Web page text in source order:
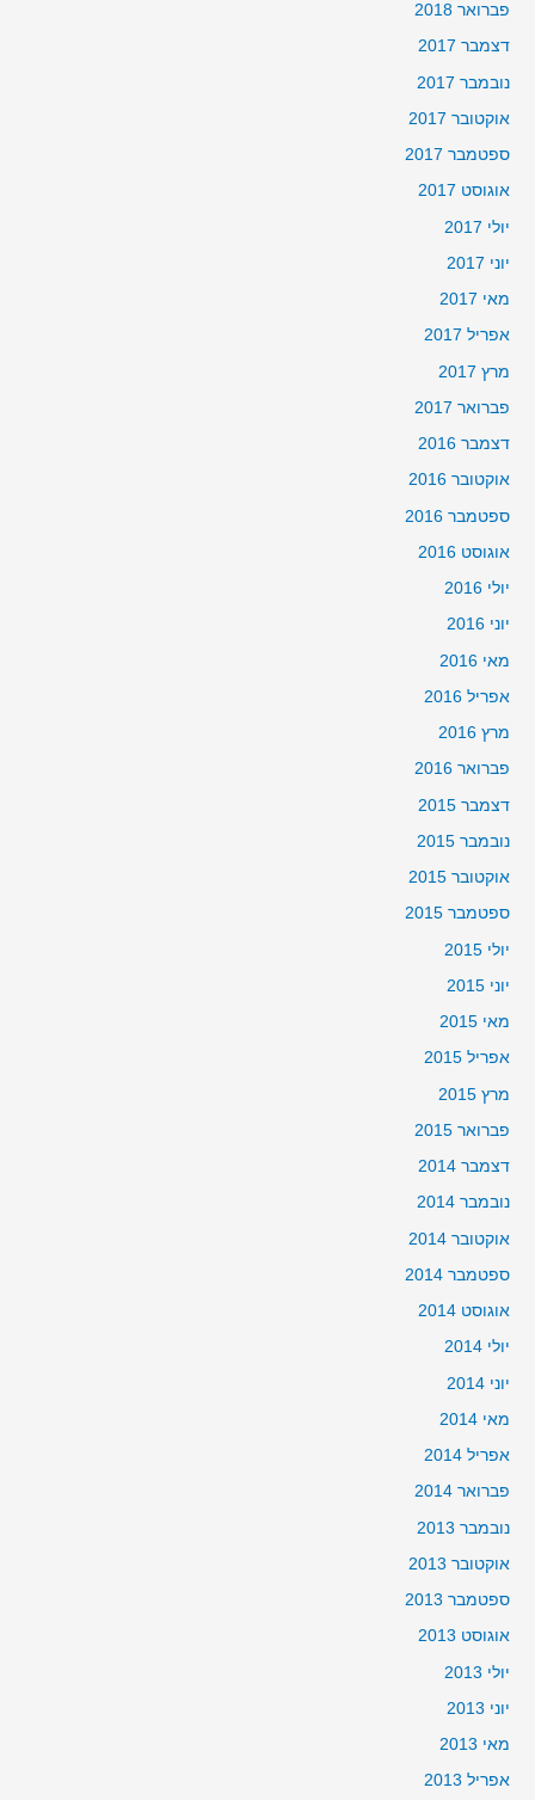
פברואר 2018
דצמבר 2017
נובמבר 2017
אוקטובר 2017
ספטמבר 2017
אוגוסט 2017
יולי 2017
יוני 2017
מאי 2017
אפריל 2017
מרץ 2017
פברואר 2017
דצמבר 2016
אוקטובר 2016
ספטמבר 2016
אוגוסט 2016
יולי 2016
יוני 2016
מאי 2016
אפריל 2016
מרץ 2016
פברואר 2016
דצמבר 2015
נובמבר 2015
אוקטובר 2015
ספטמבר 2015
יולי 2015
יוני 2015
מאי 2015
אפריל 2015
מרץ 2015
פברואר 2015
דצמבר 2014
נובמבר 2014
אוקטובר 2014
ספטמבר 2014
אוגוסט 2014
יולי 2014
יוני 2014
מאי 2014
אפריל 2014
פברואר 2014
נובמבר 2013
אוקטובר 2013
ספטמבר 2013
אוגוסט 2013
יולי 2013
יוני 2013
מאי 2013
אפריל 2013